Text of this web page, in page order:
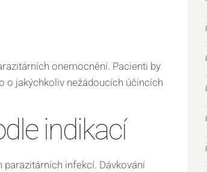
onemocnění. Pacienti by
o jakýchkoliv nežádoucích účincích
indikací
parazitárních infekcí. Dávkování